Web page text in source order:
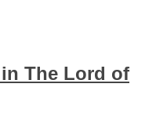
The Lord of